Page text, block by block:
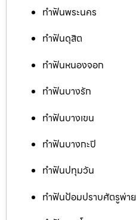
ทำฟันพระนคร
ทำฟันดุสิต
ทำฟันหนองจอก
ทำฟันบางรัก
ทำฟันบางเขน
ทำฟันบางกะปิ
ทำฟันปทุมวัน
ทำฟันป้อมปราบศัตรูพ่าย